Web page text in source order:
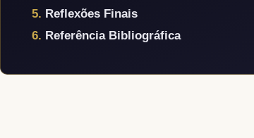
Reflexões Finais
Referência Bibliográfica